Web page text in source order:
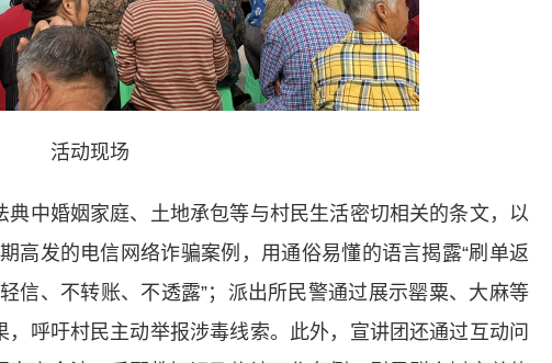
活动现场
中婚姻家庭、土地承包等与村民生活密切相关的条文，以
高发的电信网络诈骗案例，用通俗易懂的语言揭露“刷单返
信、不转账、不透露”；派出所民警通过展示罂粟、大麻等
呼吁村民主动举报涉毒线索。此外，宣讲团还通过互动问